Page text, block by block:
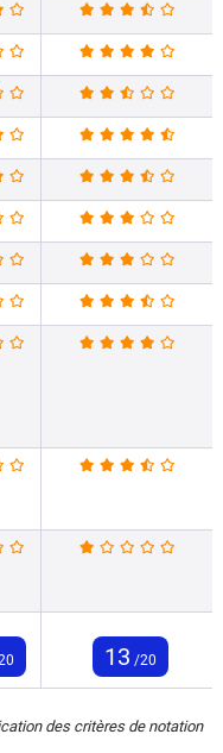
13 /20
des critères de notation